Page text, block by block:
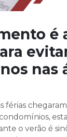
é
nas
férias
o verão é